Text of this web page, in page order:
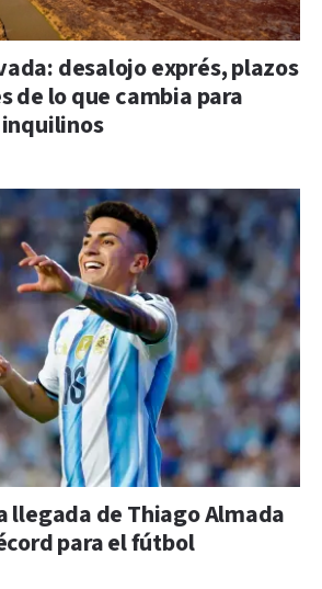
desalojo exprés, plazos
de lo que cambia para
llegada de Thiago Almada
para el fútbol